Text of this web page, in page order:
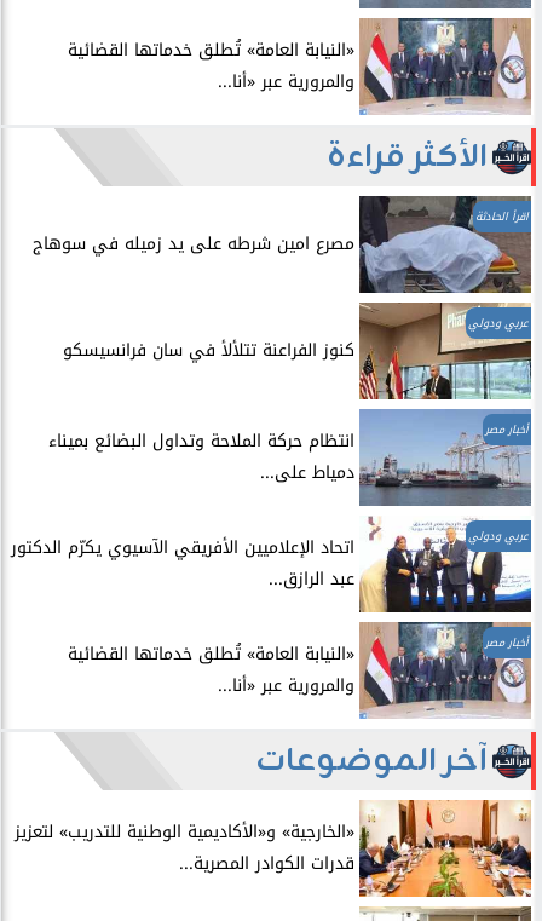
​«النيابة العامة» تُطلق خدماتها القضائية
والمرورية عبر «أنا...
الأكثر قراءة
اقرأ الحادثة
مصرع امين شرطه على يد زميله في سوهاج
عربي ودولي
​كنوز الفراعنة تتلألأ في سان فرانسيسكو
أخبار مصر
انتظام حركة الملاحة وتداول البضائع بميناء
دمياط على...
عربي ودولي
اتحاد الإعلاميين الأفريقي الآسيوي يكرّم الدكتور
عبد الرازق...
أخبار مصر
​«النيابة العامة» تُطلق خدماتها القضائية
والمرورية عبر «أنا...
آخر الموضوعات
​«الخارجية» و«الأكاديمية الوطنية للتدريب» لتعزيز
قدرات الكوادر المصرية...